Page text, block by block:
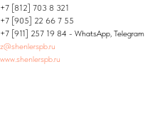
+7 [812] 703 8 321
+7 [905] 22 66 7 55
+7 [911] 257 19 84 - WhatsApp, Telegram
z@shenlerspb.ru
www.shenlerspb.ru